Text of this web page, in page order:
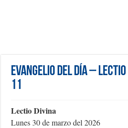
Evangelio del día – Lectio
11
Lectio Divina
Lunes 30 de marzo del 2026